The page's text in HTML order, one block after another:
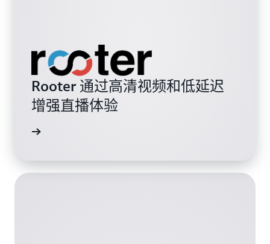
Rooter 通过高清视频和低延迟
增强直播体验